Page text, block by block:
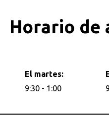
Horario de
El martes:
9:30 - 1:00